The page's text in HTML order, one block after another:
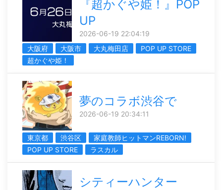
『超かぐや姫！』POP
UP
2026-06-19 22:04:19
大阪府
大阪市 大丸梅田店
POP UP STORE
超かぐや姫！
夢のコラボ渋谷で
2026-06-19 20:34:11
東京都 渋谷区
家庭教師ヒットマンREBORN!
POP UP STORE
ラスカル
シティーハンター